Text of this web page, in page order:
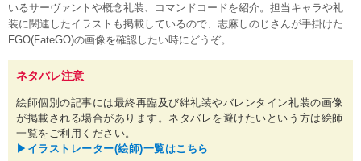
いるサーヴァントや概念礼装、コマンドコードを紹介。担当キャラや礼
装に関連したイラストも掲載しているので、志麻しのじさんが手掛けた
FGO(FateGO)の画像を確認したい時にどうぞ。
ネタバレ注意
絵師個別の記事には最終再臨及び絆礼装やバレンタイン礼装の画像
が掲載される場合があります。ネタバレを避けたいという方は絵師
一覧をご利用ください。
▶︎イラストレーター(絵師)一覧はこちら